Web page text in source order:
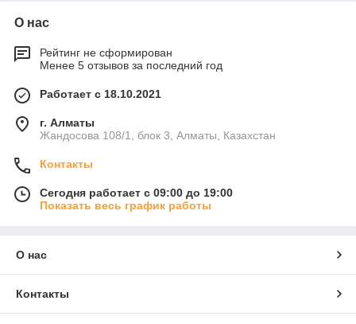
О нас
Рейтинг не сформирован
Менее 5 отзывов за последний год
Работает с 18.10.2021
г. Алматы
Жандосова 108/1, блок 3, Алматы, Казахстан
Контакты
Сегодня работает с 09:00 до 19:00
Показать весь график работы
О нас
Контакты